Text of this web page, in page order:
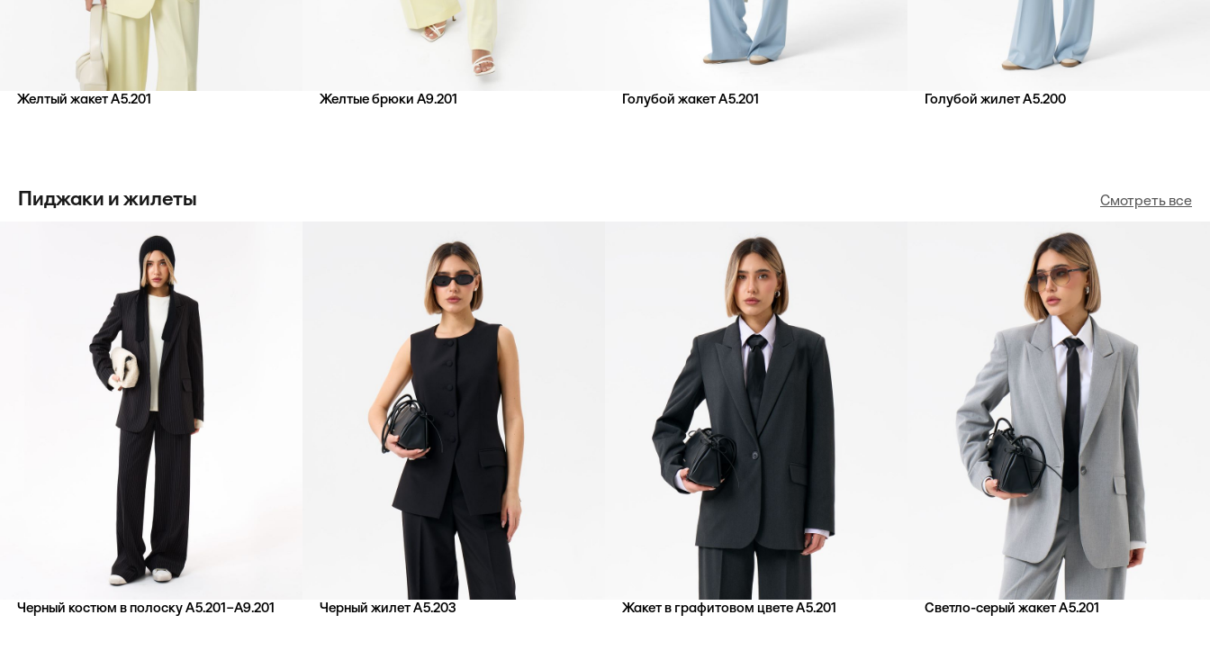
Желтый жакет А5.201 Желтые брюки А9.201 Голубой жакет А5.201 Голубой жилет А5.200
Пиджаки и жилеты Смотреть все
Черный костюм в полоску А5.201–А9.201 Черный жилет А5.203 Жакет в графитовом цвете А5.201 Светло-серый жакет А5.201